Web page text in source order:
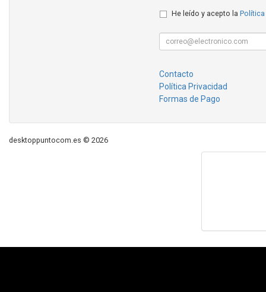
He leído y acepto la Política
Contacto
Política Privacidad
Formas de Pago
desktoppuntocom.es © 2026